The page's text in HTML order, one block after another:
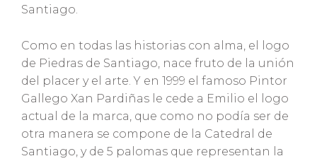
Santiago.
Como en todas las historias con alma, el logo
de Piedras de Santiago, nace fruto de la unión
del placer y el arte. Y en 1999 el famoso Pintor
Gallego Xan Pardiñas le cede a Emilio el logo
actual de la marca, que como no podía ser de
otra manera se compone de la Catedral de
Santiago, y de 5 palomas que representan la